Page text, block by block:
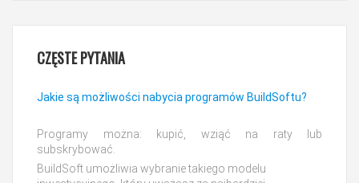
CZĘSTEPYTANIA
Jakie są możliwości nabycia programów BuildSoftu?
Programy można: kupić, wziąć na raty lub
subskrybować.
BuildSoft umożliwia wybranie takiego modelu